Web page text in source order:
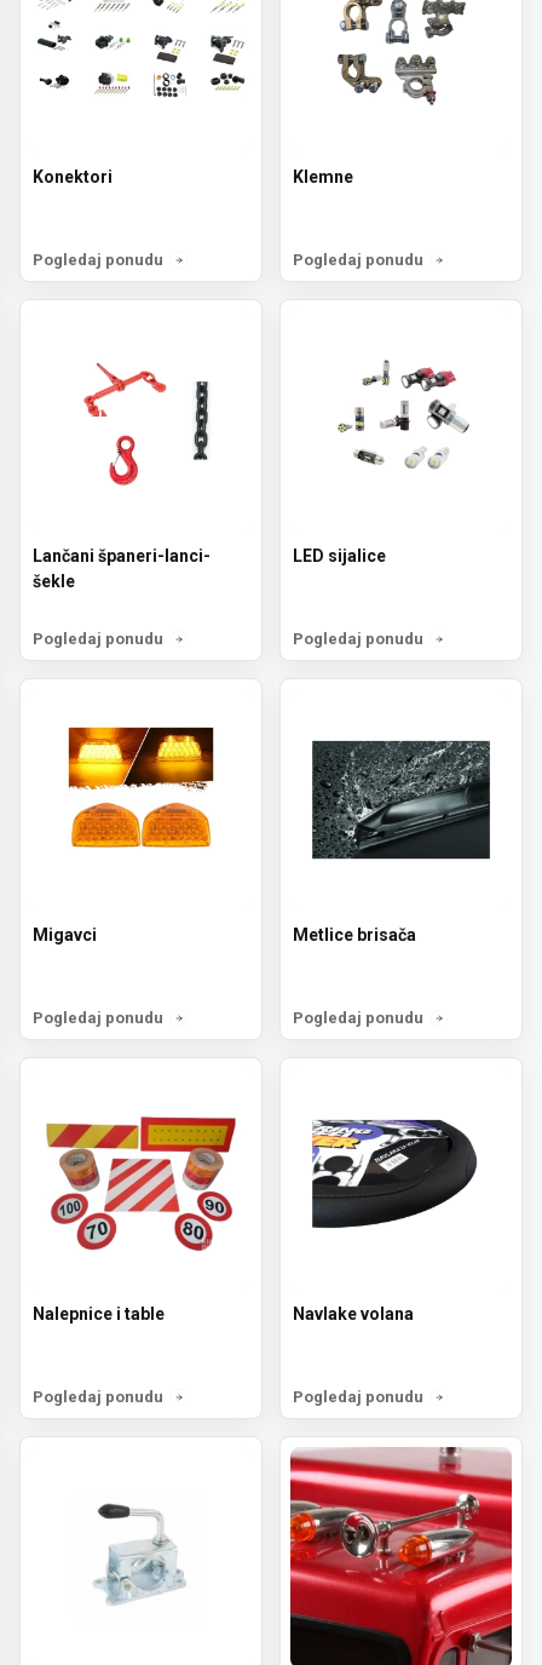
Konektori
Pogledaj ponudu
Klemne
Pogledaj ponudu
Lančani španeri-lanci-
šekle
Pogledaj ponudu
LED sijalice
Pogledaj ponudu
Migavci
Pogledaj ponudu
Metlice brisača
Pogledaj ponudu
Nalepnice i table
Pogledaj ponudu
Navlake volana
Pogledaj ponudu